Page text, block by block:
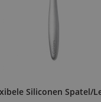
Siliconen Spatel/